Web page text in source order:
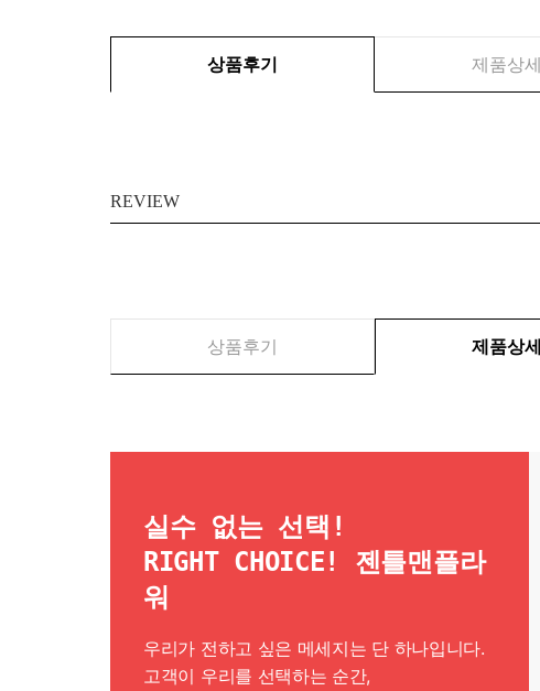
상품후기 제품상세
REVIEW
상품후기 제품상세
실수 없는 선택!
RIGHT CHOICE! 젠틀맨플라
워
우리가 전하고 싶은 메세지는 단 하나입니다.
고객이 우리를 선택하는 순간,